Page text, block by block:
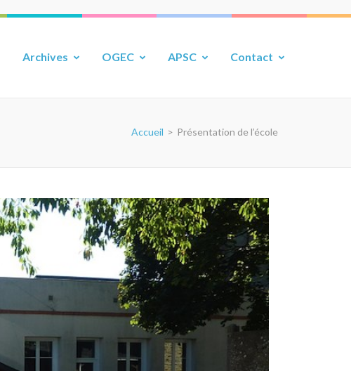
Archives OGEC APSC Contact
Accueil > Présentation de l’école